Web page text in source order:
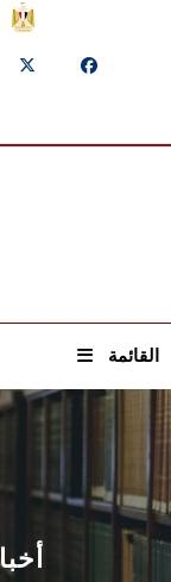
القائمة